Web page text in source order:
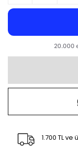
1.700 TL ve